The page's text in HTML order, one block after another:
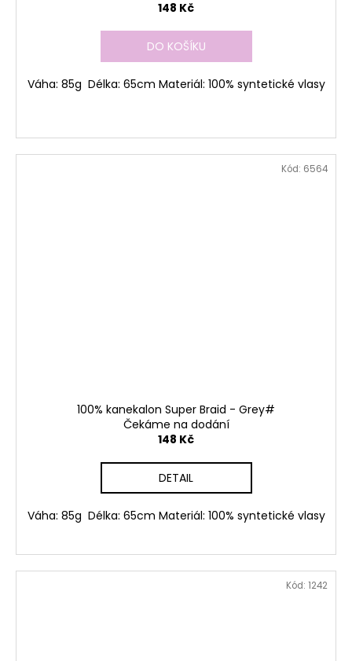
148 Kč
DO KOŠÍKU
Váha: 85g Délka: 65cm Materiál: 100% syntetické vlasy
100% kanekalon Super Braid - Grey#
Čekáme na dodání
148 Kč
DETAIL
Váha: 85g Délka: 65cm Materiál: 100% syntetické vlasy
Kód: 6564
Kód: 1242